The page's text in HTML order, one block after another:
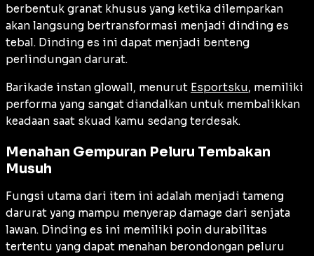
berbentuk granat khusus yang ketika dilemparkan
akan langsung bertransformasi menjadi dinding es
tebal. Dinding es ini dapat menjadi benteng
perlindungan darurat.
Barikade instan glowall, menurut Esportsku, memiliki
performa yang sangat diandalkan untuk membalikkan
keadaan saat skuad kamu sedang terdesak.
Menahan Gempuran Peluru Tembakan
Musuh
Fungsi utama dari item ini adalah menjadi tameng
darurat yang mampu menyerap damage dari senjata
lawan. Dinding es ini memiliki poin durabilitas
tertentu yang dapat menahan berondongan peluru